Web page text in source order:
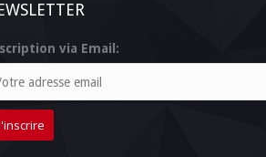
via Email: